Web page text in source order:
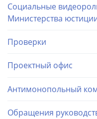
Социальные
Министерства
Проверки
Проектный офис
Антимонопольный
Обращения